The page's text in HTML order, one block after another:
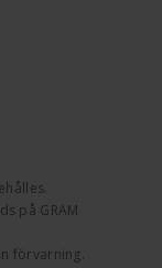
på GRAM
förvarning.